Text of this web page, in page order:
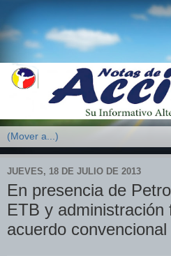
JUEVES, 18 DE JULIO DE 2013
En presencia de
ETB y administración
acuerdo convencional